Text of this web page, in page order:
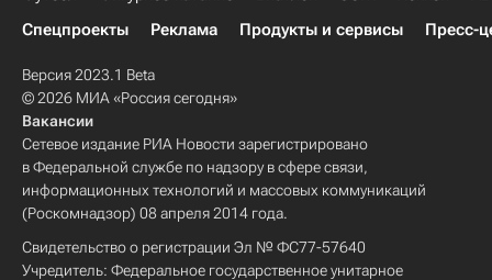
Спецпроекты
Реклама Продукты и сервисы Пресс-
Версия 2023.1 Beta
© 2026 МИА «Россия сегодня»
Вакансии
Сетевое издание РИА Новости зарегистрировано
в Федеральной службе по надзору в сфере связи,
информационных технологий и массовых коммуникаций
(Роскомнадзор) 08 апреля 2014 года.
Свидетельство о регистрации Эл № ФС77-57640
Учредитель: Федеральное государственное унитарное